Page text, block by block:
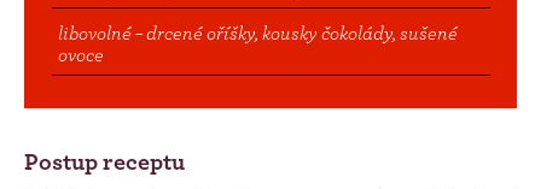
libovolné – drcené oříšky, kousky čokolády, sušené
ovoce
Postup receptu